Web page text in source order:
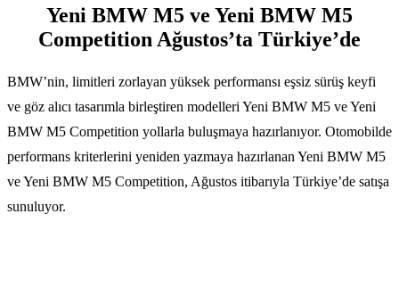
Yeni BMW M5 ve Yeni BMW M5
Competition Ağustos’ta Türkiye’de
BMW’nin, limitleri zorlayan yüksek performansı eşsiz sürüş keyfi
ve göz alıcı tasarımla birleştiren modelleri Yeni BMW M5 ve Yeni
BMW M5 Competition yollarla buluşmaya hazırlanıyor. Otomobilde
performans kriterlerini yeniden yazmaya hazırlanan Yeni BMW M5
ve Yeni BMW M5 Competition, Ağustos itibarıyla Türkiye’de satışa
sunuluyor.